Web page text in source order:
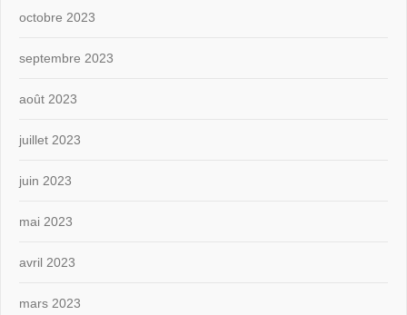
octobre 2023
septembre 2023
août 2023
juillet 2023
juin 2023
mai 2023
avril 2023
mars 2023